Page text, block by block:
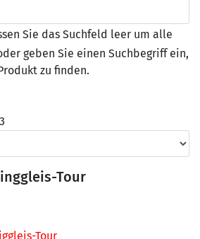
Sie das Suchfeld leer um alle
geben Sie einen Suchbegriff ein,
zu finden.
Tour